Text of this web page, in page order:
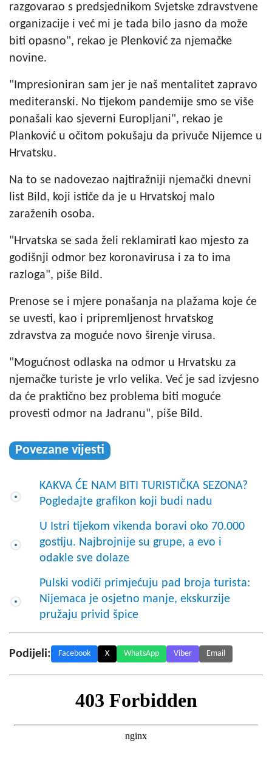
razgovarao s predsjednikom Svjetske zdravstvene
organizacije i već mi je tada bilo jasno da može
biti opasno", rekao je Plenković za njemačke
novine.
"Impresioniran sam jer je naš mentalitet zapravo
mediteranski. No tijekom pandemije smo se više
ponašali kao sjeverni Europljani", rekao je
Planković u očitom pokušaju da privuče Nijemce u
Hrvatsku.
Na to se nadovezao najtiražniji njemački dnevni
list Bild, koji ističe da je u Hrvatskoj malo
zaraženih osoba.
"Hrvatska se sada želi reklamirati kao mjesto za
godišnji odmor bez koronavirusa i za to ima
razloga", piše Bild.
Prenose se i mjere ponašanja na plažama koje će
se uvesti, kao i pripremljenost hrvatskog
zdravstva za moguće novo širenje virusa.
"Mogućnost odlaska na odmor u Hrvatsku za
njemačke turiste je vrlo velika. Već je sad izvjesno
da će praktično bez problema biti moguće
provesti odmor na Jadranu", piše Bild.
Povezane vijesti
KAKVA ĆE NAM BITI TURISTIČKA SEZONA?
Pogledajte grafikon koji budi nadu
U Istri tijekom vikenda boravi oko 70.000
gostiju. Najbrojnije su grupe, a evo i
odakle sve dolaze
Pulski vodiči primjećuju pad broja turista:
Nijemaca je osjetno manje, ekskurzije
pružaju privid špice
Podijeli: Facebook X WhatsApp Viber Email